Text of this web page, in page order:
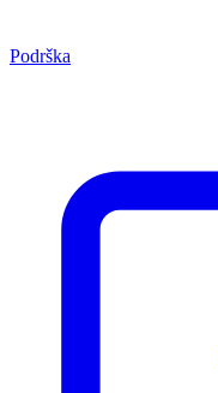
Podrška